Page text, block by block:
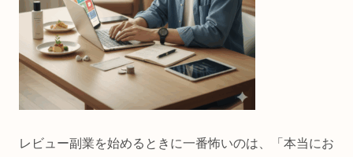
レビュー副業を始めるときに一番怖いのは、「本当にお